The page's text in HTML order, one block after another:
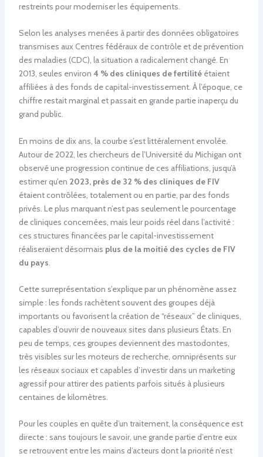
restreints pour moderniser les équipements.
Selon les analyses menées à partir des données obligatoires
transmises aux Centres fédéraux de contrôle et de prévention
des maladies (CDC), la situation a radicalement changé. En
2013, seules environ 4 % des cliniques de fertilitéétaient
affiliées à des fonds de capital-investissement. À l’époque, ce
chiffre restait marginal et passait en grande partie inaperçu du
grand public.
En moins de dix ans, la courbe s’est littéralement envolée.
Autour de 2022, les chercheurs de l’Université du Michigan ont
observé une progression continue de ces affiliations, jusqu’à
estimer qu’en 2023, près de 32 % des cliniques de FIV
étaient contrôlées, totalement ou en partie, par des fonds
privés. Le plus marquant n’est pas seulement le pourcentage
de cliniques concernées, mais leur poids réel dans l’activité :
ces structures financées par le capital-investissement
réaliseraient désormais plus de la moitié des cycles de FIV
du pays
Cette surreprésentation s’explique par un phénomène assez
simple : les fonds rachètent souvent des groupes déjà
importants ou favorisent la création de “réseaux” de cliniques,
capables d’ouvrir de nouveaux sites dans plusieurs États. En
peu de temps, ces groupes deviennent des mastodontes,
très visibles sur les moteurs de recherche, omniprésents sur
les réseaux sociaux et capables d’investir dans un marketing
agressif pour attirer des patients parfois situés à plusieurs
centaines de kilomètres.
Pour les couples en quête d’un traitement, la conséquence est
directe : sans toujours le savoir, une grande partie d’entre eux
se retrouvent entre les mains d’acteurs dont la priorité n’est